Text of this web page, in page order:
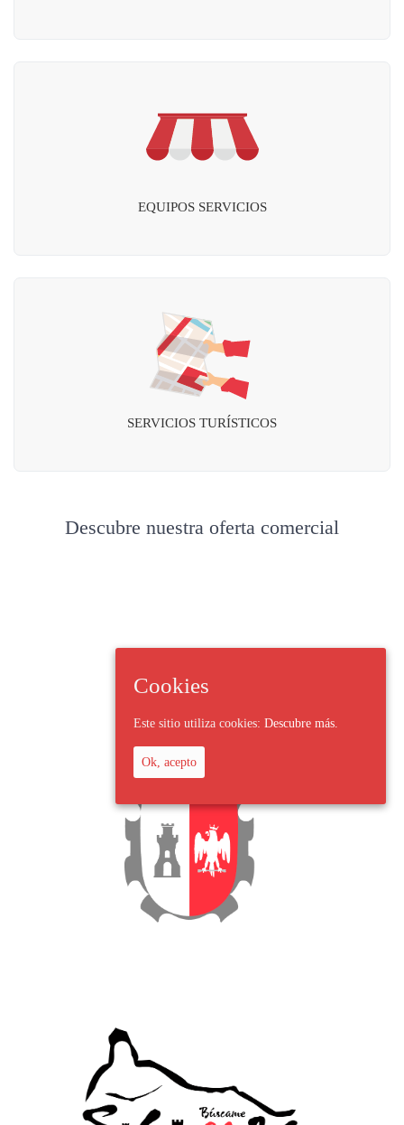
EQUIPOS SERVICIOS
SERVICIOS TURÍSTICOS
Descubre nuestra oferta comercial
Cookies
Este sitio utiliza cookies: Descubre más.
Ok, acepto